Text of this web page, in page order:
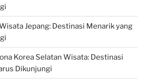
Jepang: Destinasi Menarik yang
Korea Selatan Wisata: Destinasi
Dikunjungi